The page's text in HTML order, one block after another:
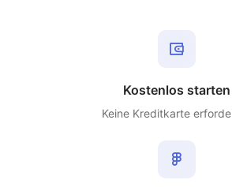
Kostenlos starten
Keine Kreditkarte